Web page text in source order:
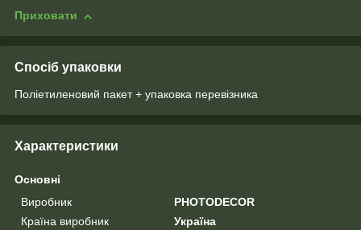
Приховати
Спосіб упаковки
Поліетиленовий пакет + упаковка перевізника
Характеристики
Основні
Виробник
PHOTODECOR
Країна виробник
Україна